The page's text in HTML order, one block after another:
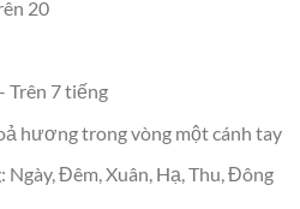
20
Trên 7 tiếng
hương trong vòng một cánh tay
Đêm, Xuân, Hạ, Thu, Đông